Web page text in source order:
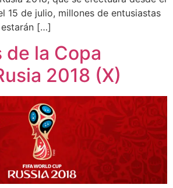
15 de julio, millones de entusiastas
[…]
la Copa
2018 (X)